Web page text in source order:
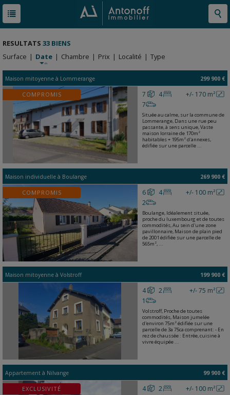
RESULTATS 33 BIENS
Surface | Date | Chambre | Prix | Localité | Type
Maison mitoyenne à Lommerange 299 900 €
COMPROMIS +/- 170 m²
7
4
7
Située au calme, sur la commune de
Lommerange, Dans une rue peu
passante, à sens unique, Vaste
maison lorraine de 170m²
habitables + 195m² d'annexes,
édifiée sur une parcelle ...
Maison individuelle à Boulange 269 900 €
COMPROMIS +/- 100 m²
6
4
2
Boulange, Idéalement située,
proche du luxembourg et de toutes
commodités, Au sein d'une zone
pavillonnaire, Maison de plain pied
de 2001 édifiée sur une parcelle de
565m², ...
Maison mitoyenne à Volstroff 199 900 €
+/- 75 m²
4
2
1
Volstroff, Proche de toutes
commodités, Maison jumelée
d'environ 75m² édifiée sur une
parcelle de 3a 75ca comprenant: - En
rez de chaussée : Entrée, cuisine à
vivre équipée ...
Appartement à Nilvange 99 900 €
EXCLUSIVITÉ +/- 100 m²
4 2